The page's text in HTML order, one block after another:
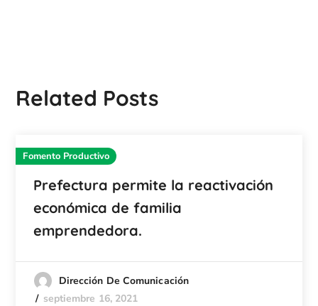
Related Posts
Fomento Productivo
Prefectura permite la reactivación
económica de familia
emprendedora.
Dirección De Comunicación
septiembre 16, 2021